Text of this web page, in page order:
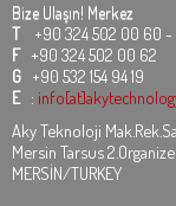
Bize Ulaşın! Merkez
T +90 324 502 00 60 -
F +90 324 502 00 62
G +90 532 154 94 19
E :
Aky Teknoloji
Mersin Tarsus
MERSİN/TURKEY